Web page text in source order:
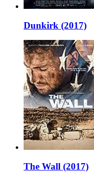
Dunkirk (2017)
The Wall (2017)